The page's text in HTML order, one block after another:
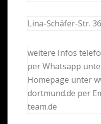
Lina-Schäfer-Str.
weitere Infos
per Whatsapp
Homepage unter
dortmund.de per
team.de